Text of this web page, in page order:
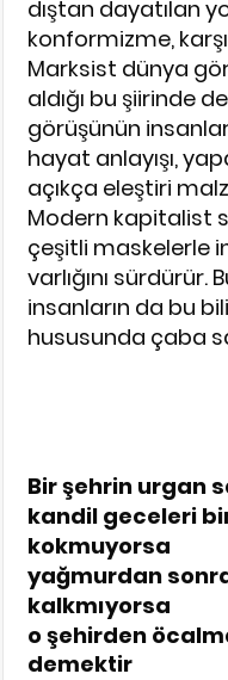
dıştan dayatılan
konformizme, karşı
Marksist dünya
aldığı bu şiirinde
görüşünün
hayat anlayışı,
açıkça eleştiri
Modern kapitalist
çeşitli maskelerle
varlığını sürdürür.
insanların da bu
hususunda çaba
Bir şehrin urgan
kandil geceleri
kokmuyorsa
yağmurdan
kalkmıyorsa
o şehirden
demektir